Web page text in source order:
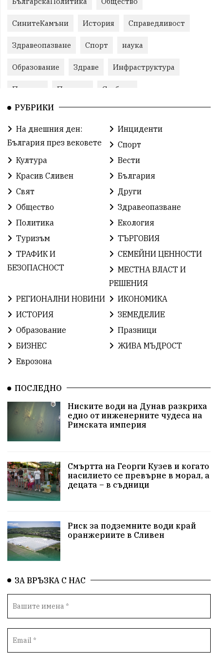
СинитеКамъни История Справедливост
Здравеопазване Спорт наука
Образование Здраве Инфраструктура
Пеевски Протест Свобода
ИвелинМихайлов
Празник ГражданскоОбщество
РадостинВасилев ЛекаАтлетика
ХристоИлиев БългарскоЗемеделие
БългарскиСпорт
ОбщественИнтерес земеделие
ИсторияНаБългария Иновации САЩ
БългарскаГордост Археология Твърдица
Легенда Право
ОтровнатаЯбълка ЦветомирПетков
България2025
ИкономикаНаСъпротивата УрсулаФонДерЛайен
ПетърПетров
Технологии НародноСъбрание
ПравоваДържава Варна Родителство
ПътнаБезопасност Магнитски Санкции
ОколнаСреда
Общност ИсторическиПарк ВоенноВреме
Космос ВоднаКриза Вода Мир
Безопастност
РУБРИКИ
На днешния ден:
България през вековете
Инциденти
Спорт
Култура
Вести
Красив Сливен
България
Свят
Други
Общество
Здравеопазване
Политика
Екология
Туризъм
ТЪРГОВИЯ
ТРАФИК И
БЕЗОПАСНОСТ
СЕМЕЙНИ ЦЕННОСТИ
МЕСТНА ВЛАСТ И
РЕШЕНИЯ
РЕГИОНАЛНИ НОВИНИ
ИКОНОМИКА
ИСТОРИЯ
ЗЕМЕДЕЛИЕ
Образование
Празници
БИЗНЕС
ЖИВА МЪДРОСТ
Еврозона
ПОСЛЕДНО
Ниските води на Дунав разкриха
едно от инженерните чудеса на
Римската империя
Смъртта на Георги Кузев и когато
насилието се превърне в морал, а
децата – в съдници
Риск за подземните води край
оранжериите в Сливен
ЗА ВРЪЗКА С НАС